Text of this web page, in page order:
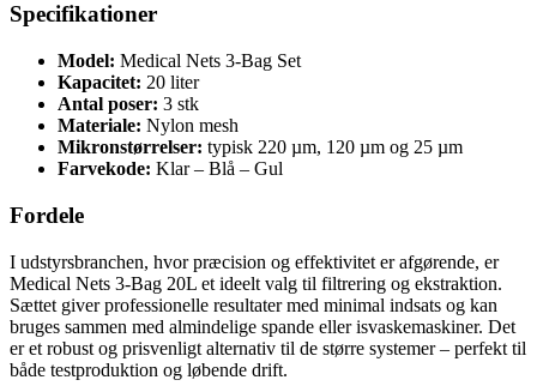
Specifikationer
Model: Medical Nets 3-Bag Set
Kapacitet: 20 liter
Antal poser: 3 stk
Materiale: Nylon mesh
Mikronstørrelser: typisk 220 µm, 120 µm og 25 µm
Farvekode: Klar – Blå – Gul
Fordele
I udstyrsbranchen, hvor præcision og effektivitet er afgørende, er
Medical Nets 3-Bag 20L et ideelt valg til filtrering og ekstraktion.
Sættet giver professionelle resultater med minimal indsats og kan
bruges sammen med almindelige spande eller isvaskemaskiner. Det
er et robust og prisvenligt alternativ til de større systemer – perfekt til
både testproduktion og løbende drift.